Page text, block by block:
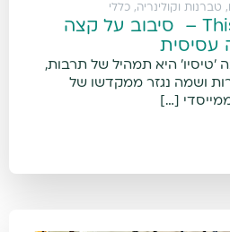
, טברנות וקולינריה, כללי
שכונת טיסיו Thiseio – סיבוב על קצה
עסיסית
'טיסיו' היא תמהיל של תרבות,
ושמה נגזר ממקדשו של
[…]